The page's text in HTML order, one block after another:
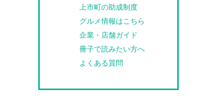
上市町の助成制度
グルメ情報はこちら
企業・店舗ガイド
冊子で読みたい方へ
よくある質問